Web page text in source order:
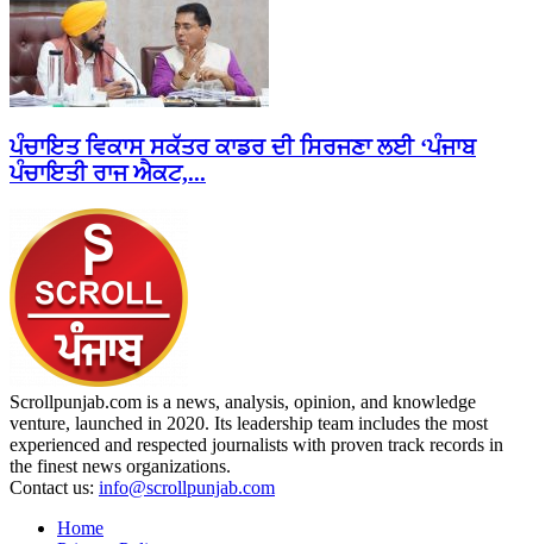
ਪੰਚਾਇਤ ਵਿਕਾਸ ਸਕੱਤਰ ਕਾਡਰ ਦੀ ਸਿਰਜਣਾ ਲਈ ‘ਪੰਜਾਬ
ਪੰਚਾਇਤੀ ਰਾਜ ਐਕਟ,...
Scrollpunjab.com is a news, analysis, opinion, and knowledge
venture, launched in 2020. Its leadership team includes the most
experienced and respected journalists with proven track records in
the finest news organizations.
Contact us: info@scrollpunjab.com
Home